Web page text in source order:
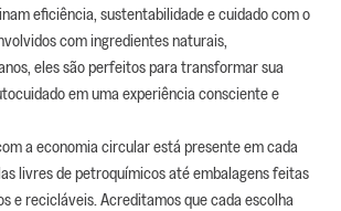
eficiência, sustentabilidade e cuidado com o
com ingredientes naturais,
eles são perfeitos para transformar sua
em uma experiência consciente e
a economia circular está presente em cada
livres de petroquímicos até embalagens feitas
e recicláveis. Acreditamos que cada escolha